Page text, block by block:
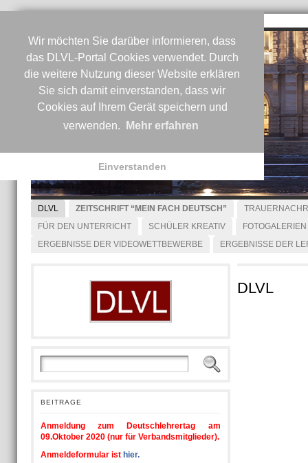
Wir möchten Sie darüber informieren, dass
das DLVL-Portal Cookies verwendet. Durch
die weitere Nutzung dieser Website erklären
Sie sich damit einverstanden, dass wir
Cookies auf Ihrem Gerät speichern und
verwenden.
Mehr erfahren
Einverstanden
DLVL ZEITSCHRIFT “MEIN FACH DEUTSCH”
FÜR DEN UNTERRICHT
SCHÜLER KREATIV
FOTOGALERIEN
ERGEBNISSE DER VIDEOWETTBEWERBE
ERGEBNISSE DER
BEITRAGE
Anmeldung zum Deutschlehrertag am
09.Oktober 2020 (nur für Verbandsmitglieder).
Anmeldeformular ist hier.
DLVL